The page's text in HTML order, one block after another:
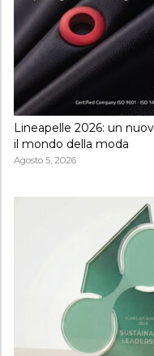
Lineapelle 2026: un
il mondo della moda
Agosto 5, 2026